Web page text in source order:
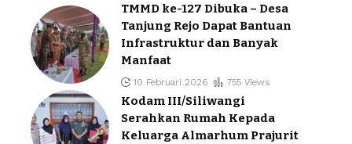
TMMD ke-127 Dibuka – Desa
Tanjung Rejo Dapat Bantuan
Infrastruktur dan Banyak
Manfaat
10 Februari 2026 755 Views
Kodam III/Siliwangi
Serahkan Rumah Kepada
Keluarga Almarhum Prajurit